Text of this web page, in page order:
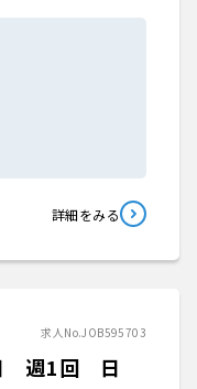
詳細をみる
求人No.JOB595703
日 週1回 日